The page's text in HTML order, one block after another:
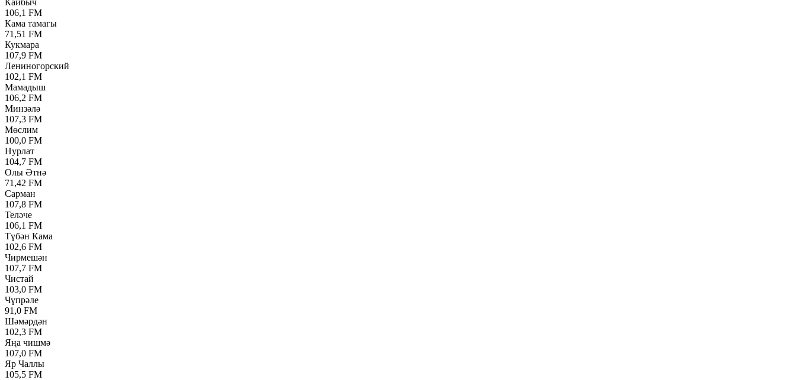
Кайбыч
106,1 FM
Кама тамагы
71,51 FM
Кукмара
107,9 FM
Лениногорский
102,1 FM
Мамадыш
106,2 FM
Минзәлә
107,3 FM
Мөслим
100,0 FM
Нурлат
104,7 FM
Олы Әтнә
71,42 FM
Сарман
107,8 FM
Теләче
106,1 FM
Түбән Кама
102,6 FM
Чирмешән
107,7 FM
Чистай
103,0 FM
Чүпрәле
91,0 FM
Шәмәрдән
102,3 FM
Яңа чишмә
107,0 FM
Яр Чаллы
105,5 FM